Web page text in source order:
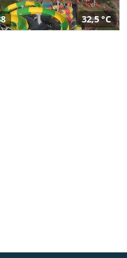
32,5 °C